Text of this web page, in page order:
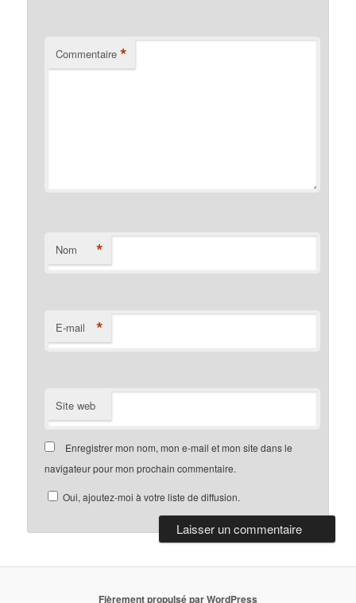
Commentaire *
Nom *
E-mail *
Site web
Enregistrer mon nom, mon e-mail et mon site dans le
navigateur pour mon prochain commentaire.
Oui, ajoutez-moi à votre liste de diffusion.
Fièrement propulsé par WordPress